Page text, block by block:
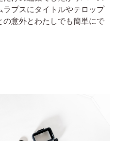
プスにタイトルやテロップ
意外とわたしでも簡単にで